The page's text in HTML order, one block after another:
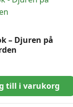
– Djuren på
till i varukorg